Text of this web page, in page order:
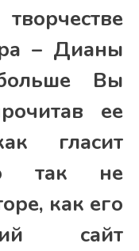
– Дианы
Вы
ее
гласит
так не
как его
сайт